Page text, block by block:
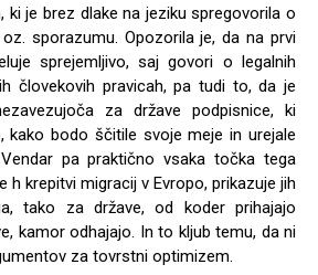
ki je brez dlake na jeziku spregovorila o
sporazumu. Opozorila je, da na prvi
sprejemljivo, saj govori o legalnih
človekovih pravicah, pa tudi to, da je
za države podpisnice, ki
kako bodo ščitile svoje meje in urejale
pa praktično vsaka točka tega
h krepitvi migracij v Evropo, prikazuje jih
tako za države, od koder prihajajo
kamor odhajajo. In to kljub temu, da ni
za tovrstni optimizem.